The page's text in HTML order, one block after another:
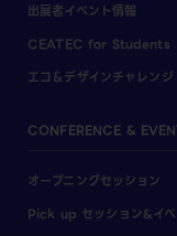
出展者イベント情報
CEATEC for Students
エコ＆デザインチャレンジ
CONFERENCE &
オープニングセッション
Pick up セッション&イベ